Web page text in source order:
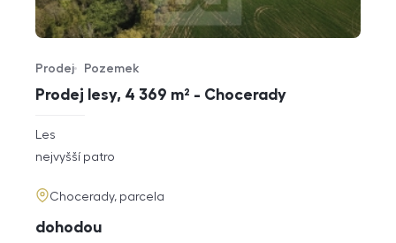
Prodej lesy, 4 369 m² - Chocerady
Typ nabídky
Prodej
Typ nemovitosti
Pozemek
rozměry
Les
funkce
nejvyšší patro
adresa
Chocerady, parcela
cena
dohodou